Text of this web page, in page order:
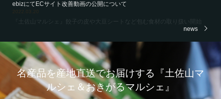
news
『土佐山マルシェ』餃子の皮や大豆シートなど包む食材の取り扱い開始
名産品を産地直送でお届けする『土佐山マ
ルシェ＆おきがるマルシェ』